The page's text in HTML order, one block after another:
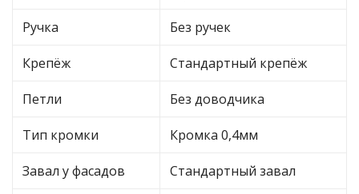
Ручка Без ручек
Крепёж Стандартный крепёж
Петли Без доводчика
Тип кромки Кромка 0,4мм
Завал у фасадов Стандартный завал